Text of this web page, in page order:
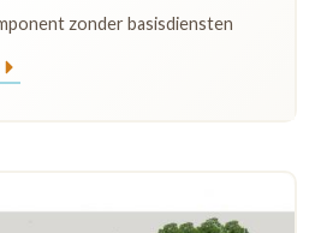
zonder basisdiensten